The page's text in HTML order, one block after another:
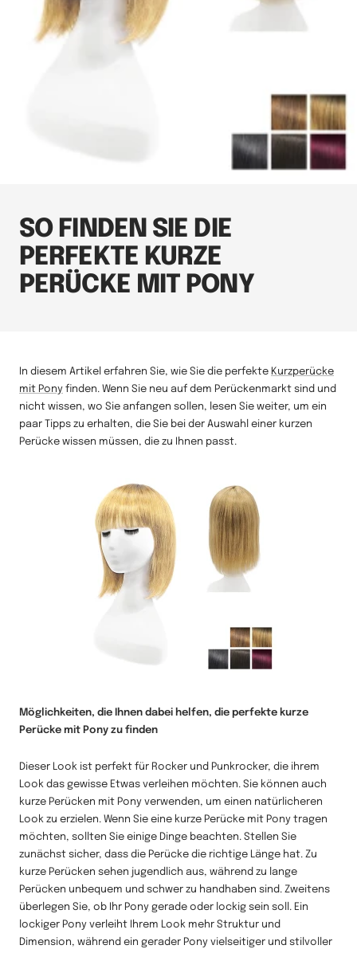
SO FINDEN SIE DIE
PERFEKTE KURZE
PERÜCKE MIT PONY
In diesem Artikel erfahren Sie, wie Sie die perfekte Kurzperücke
mit Pony finden. Wenn Sie neu auf dem Perückenmarkt sind und
nicht wissen, wo Sie anfangen sollen, lesen Sie weiter, um ein
paar Tipps zu erhalten, die Sie bei der Auswahl einer kurzen
Perücke wissen müssen, die zu Ihnen passt.
Möglichkeiten, die Ihnen dabei helfen, die perfekte kurze
Perücke mit Pony zu finden
Dieser Look ist perfekt für Rocker und Punkrocker, die ihrem
Look das gewisse Etwas verleihen möchten. Sie können auch
kurze Perücken mit Pony verwenden, um einen natürlicheren
Look zu erzielen. Wenn Sie eine kurze Perücke mit Pony tragen
möchten, sollten Sie einige Dinge beachten. Stellen Sie
zunächst sicher, dass die Perücke die richtige Länge hat. Zu
kurze Perücken sehen jugendlich aus, während zu lange
Perücken unbequem und schwer zu handhaben sind. Zweitens
überlegen Sie, ob Ihr Pony gerade oder lockig sein soll. Ein
lockiger Pony verleiht Ihrem Look mehr Struktur und
Dimension, während ein gerader Pony vielseitiger und stilvoller